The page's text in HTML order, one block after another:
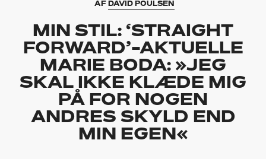
AF DAVID POULSEN
MIN STIL: ‘STRAIGHT
FORWARD’-AKTUELLE
MARIE BODA: »JEG
SKAL IKKE KLÆDE MIG
PÅ FOR NOGEN
ANDRES SKYLD END
MIN EGEN«